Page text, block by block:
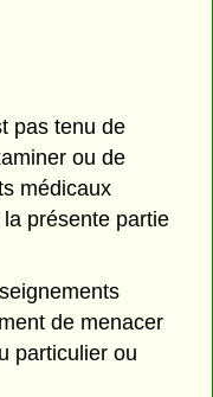
pas tenu de
ou de
médicaux
présente partie
de menacer
particulier ou